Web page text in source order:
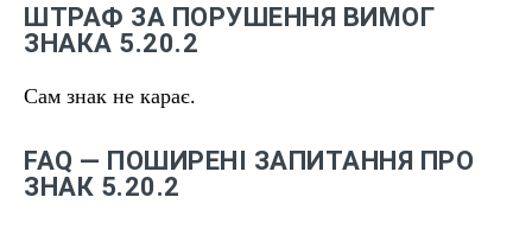
ШТРАФ ЗА ПОРУШЕННЯ ВИМОГ
ЗНАКА 5.20.2
Сам знак не карає.
FAQ — ПОШИРЕНІ ЗАПИТАННЯ ПРО
ЗНАК 5.20.2